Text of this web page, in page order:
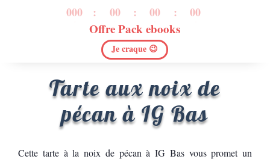
000 : 00 : 00 : 00
Offre Pack ebooks
Je craque 😉
Tarte aux noix de
pécan à IG Bas
Cette tarte à la noix de pécan à IG Bas vous promet un